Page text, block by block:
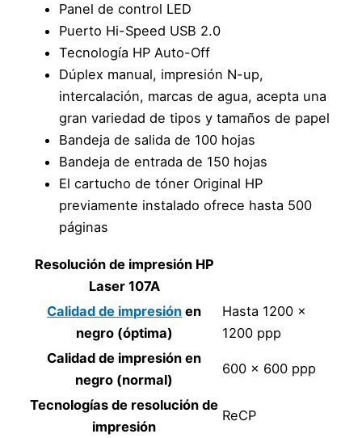
Panel de control LED
Puerto Hi-Speed USB 2.0
Tecnología HP Auto-Off
Dúplex manual, impresión N-up,
intercalación, marcas de agua, acepta una
gran variedad de tipos y tamaños de papel
Bandeja de salida de 100 hojas
Bandeja de entrada de 150 hojas
El cartucho de tóner Original HP
previamente instalado ofrece hasta 500
páginas
Resolución de impresión HP
Laser 107A
Calidad de impresión en
negro (óptima)
Hasta 1200 x
1200 ppp
Calidad de impresión en
negro (normal)
600 x 600 ppp
Tecnologías de resolución de
impresión
ReCP